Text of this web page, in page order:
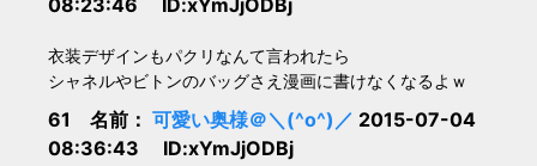
08:23:46 ID:xYmJjODBj
衣装デザインもパクリなんて言われたら
シャネルやビトンのバッグさえ漫画に書けなくなるよｗ
61 名前： 可愛い奥様＠＼(^o^)／ 2015-07-04
08:36:43 ID:xYmJjODBj